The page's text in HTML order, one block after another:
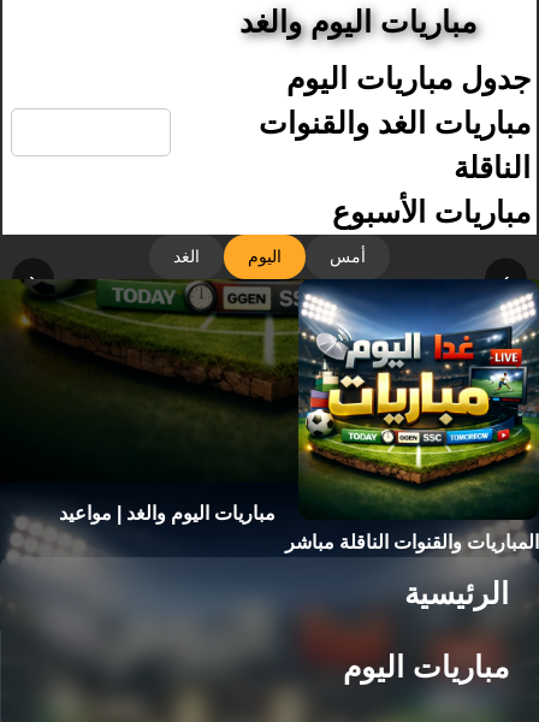
مباريات اليوم والغد
جدول مباريات اليوم
مباريات الغد والقنوات
الناقلة
مباريات الأسبوع
أمس اليوم الغد
‹ ›
مباريات اليوم والغد | مواعيد
المباريات والقنوات الناقلة مباشر
الرئيسية
مباريات اليوم